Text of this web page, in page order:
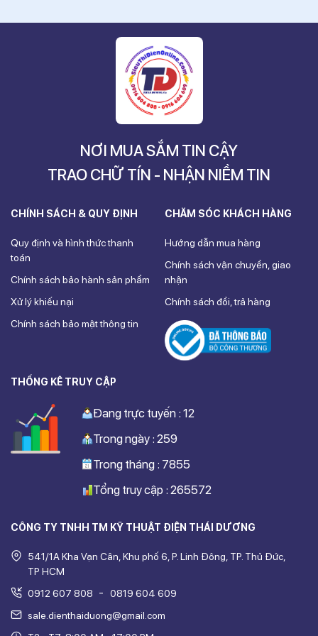
NƠI MUA SẮM TIN CẬY
TRAO CHỮ TÍN - NHẬN NIỀM TIN
CÔNG TY TNHH TM KỸ THUẬT ĐIỆN THÁI DƯƠNG
541/1A Kha Vạn Cân, Khu phố 6, P. Linh Đông, TP. Thủ Đức,
TP HCM
0912 607 808
-
0819 604 609
sale.dienthaiduong@gmail.com
CHÍNH SÁCH & QUY ĐỊNH
Quy định và hình thức thanh
toán
Chính sách bảo hành sản phẩm
Xử lý khiếu nại
Chính sách bảo mật thông tin
CHĂM SÓC KHÁCH HÀNG
Hướng dẫn mua hàng
Chính sách vận chuyển, giao
nhận
Chính sách đổi, trả hàng
THỐNG KÊ TRUY CẬP
Trong ngày : 259
Trong tháng : 7855
Tổng truy cập : 265572
Đang trực tuyến : 12